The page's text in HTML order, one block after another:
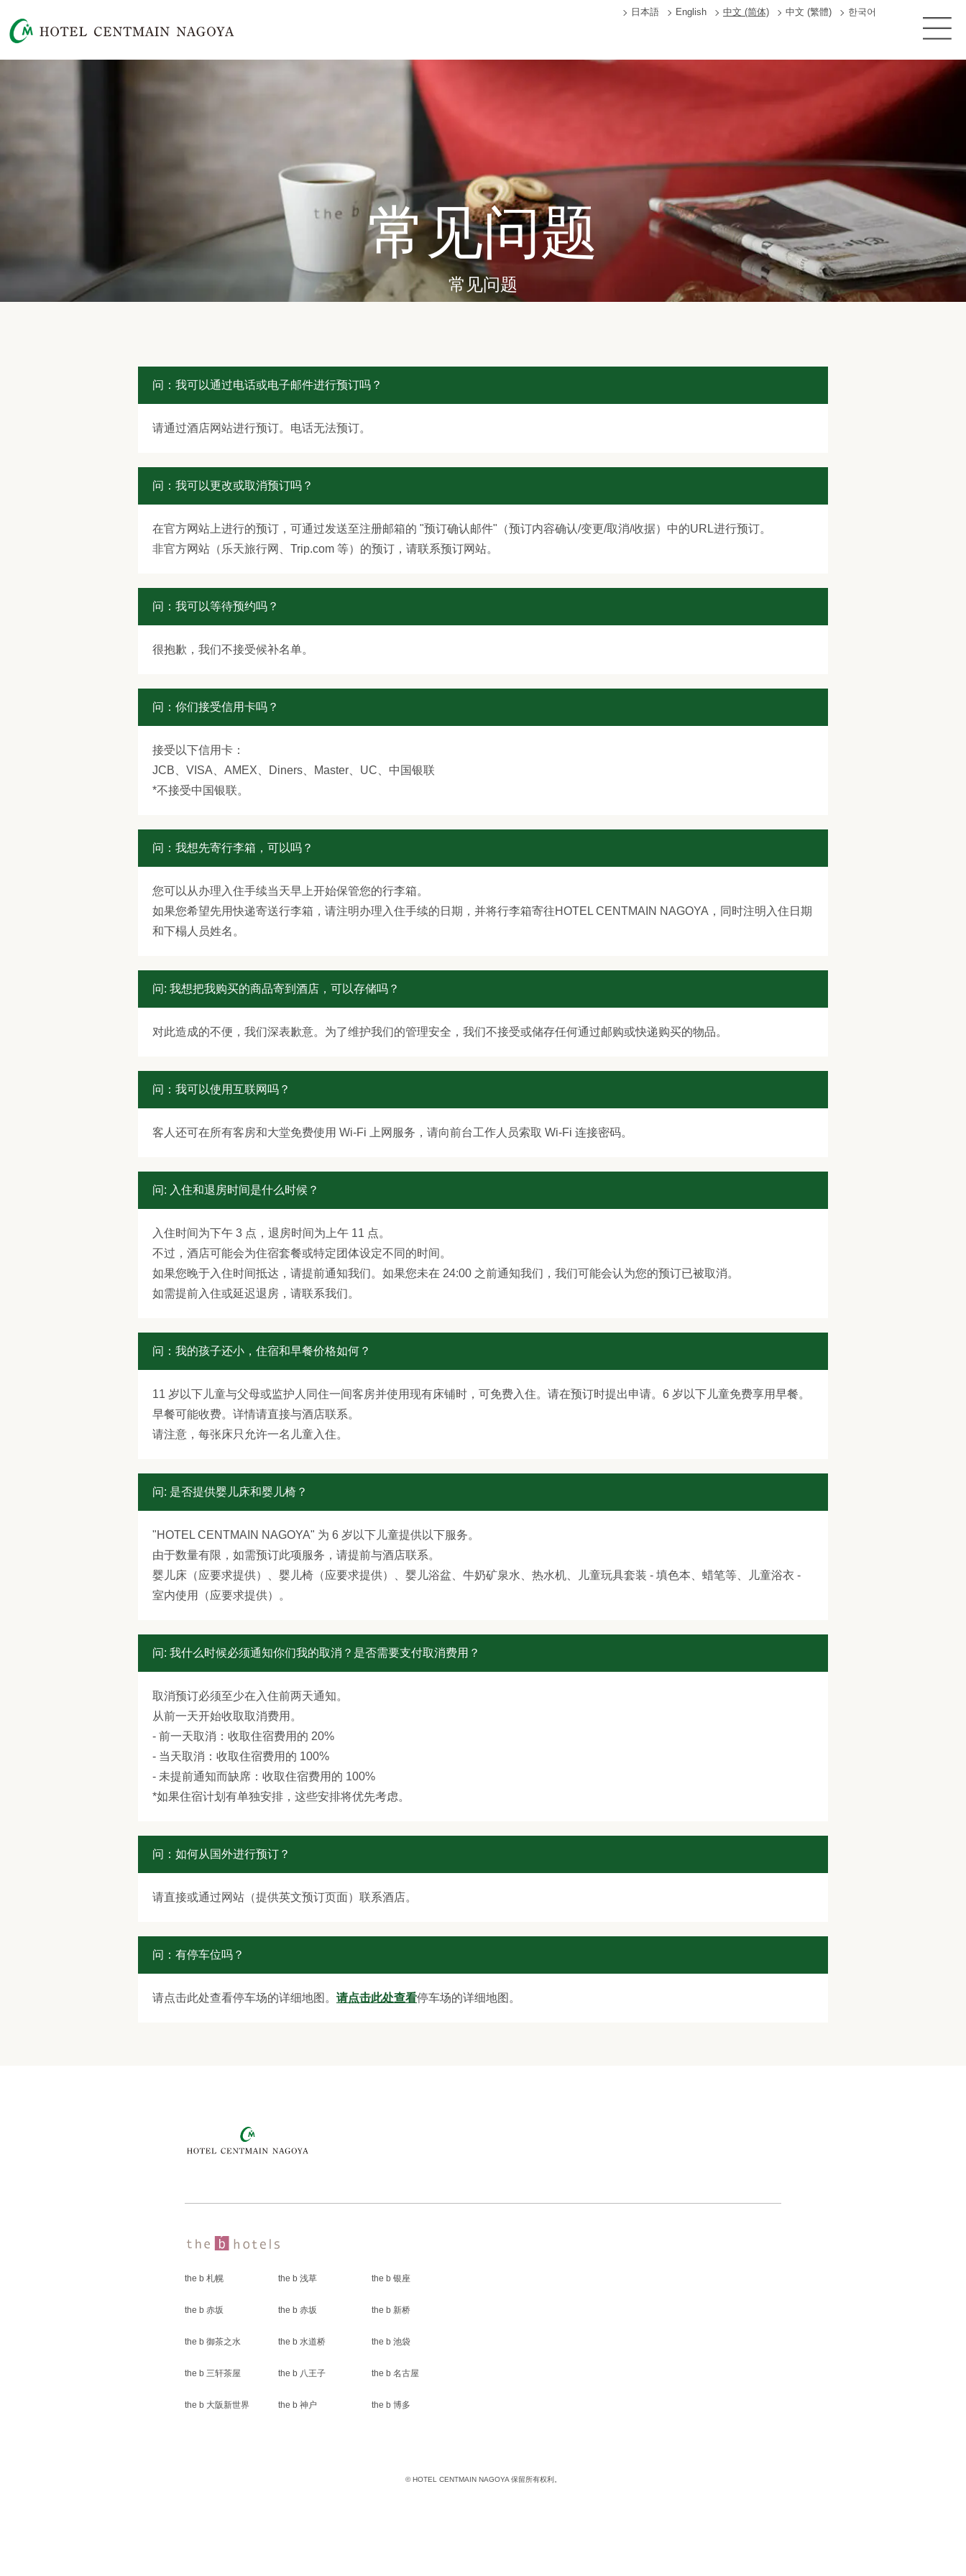
日本語 English 中文 (简体) 中文 (繁體) 한국어
常见问题
常见问题
问：我可以通过电话或电子邮件进行预订吗？
请通过酒店网站进行预订。电话无法预订。
问：我可以更改或取消预订吗？
在官方网站上进行的预订，可通过发送至注册邮箱的 "预订确认邮件"（预订内容确认/变更/取消/收据）中的URL进行预订。
非官方网站（乐天旅行网、Trip.com 等）的预订，请联系预订网站。
问：我可以等待预约吗？
很抱歉，我们不接受候补名单。
问：你们接受信用卡吗？
接受以下信用卡：
JCB、VISA、AMEX、Diners、Master、UC、中国银联
*不接受中国银联。
问：我想先寄行李箱，可以吗？
您可以从办理入住手续当天早上开始保管您的行李箱。
如果您希望先用快递寄送行李箱，请注明办理入住手续的日期，并将行李箱寄往HOTEL CENTMAIN NAGOYA，同时注明入住日期
和下榻人员姓名。
问: 我想把我购买的商品寄到酒店，可以存储吗？
对此造成的不便，我们深表歉意。为了维护我们的管理安全，我们不接受或储存任何通过邮购或快递购买的物品。
问：我可以使用互联网吗？
客人还可在所有客房和大堂免费使用 Wi-Fi 上网服务，请向前台工作人员索取 Wi-Fi 连接密码。
问: 入住和退房时间是什么时候？
入住时间为下午 3 点，退房时间为上午 11 点。
不过，酒店可能会为住宿套餐或特定团体设定不同的时间。
如果您晚于入住时间抵达，请提前通知我们。如果您未在 24:00 之前通知我们，我们可能会认为您的预订已被取消。
如需提前入住或延迟退房，请联系我们。
问：我的孩子还小，住宿和早餐价格如何？
11 岁以下儿童与父母或监护人同住一间客房并使用现有床铺时，可免费入住。请在预订时提出申请。6 岁以下儿童免费享用早餐。
早餐可能收费。详情请直接与酒店联系。
请注意，每张床只允许一名儿童入住。
问: 是否提供婴儿床和婴儿椅？
"HOTEL CENTMAIN NAGOYA" 为 6 岁以下儿童提供以下服务。
由于数量有限，如需预订此项服务，请提前与酒店联系。
婴儿床（应要求提供）、婴儿椅（应要求提供）、婴儿浴盆、牛奶矿泉水、热水机、儿童玩具套装 - 填色本、蜡笔等、儿童浴衣 -
室内使用（应要求提供）。
问: 我什么时候必须通知你们我的取消？是否需要支付取消费用？
取消预订必须至少在入住前两天通知。
从前一天开始收取取消费用。
- 前一天取消：收取住宿费用的 20%
- 当天取消：收取住宿费用的 100%
- 未提前通知而缺席：收取住宿费用的 100%
*如果住宿计划有单独安排，这些安排将优先考虑。
问：如何从国外进行预订？
请直接或通过网站（提供英文预订页面）联系酒店。
问：有停车位吗？
请点击此处查看停车场的详细地图。 请点击此处查看停车场的详细地图。
the b 札幌 the b 浅草 the b 银座
the b 赤坂 the b 赤坂 the b 新桥
the b 御茶之水 the b 水道桥 the b 池袋
the b 三轩茶屋 the b 八王子 the b 名古屋
the b 大阪新世界 the b 神户 the b 博多
© HOTEL CENTMAIN NAGOYA 保留所有权利。